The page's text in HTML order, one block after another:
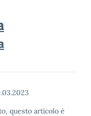
questo articolo è